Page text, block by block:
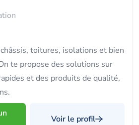
toitures, isolations et bien
te propose des solutions sur
et des produits de qualité,
Voir le profil